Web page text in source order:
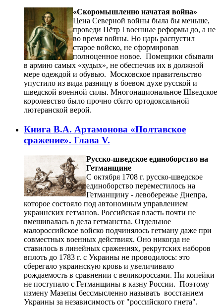
«Скоромышленно начатая война»
Цена Северной войны была бы меньше,
проведи Пётр I военные реформы до, а не
во время войны. Но царь распустил
старое войско, не сформировав
полноценное новое. Помещики сбывали
в армию самых «худых», не обеспечив их в должной
мере одеждой и обувью. Московское правительство
упустило из вида разницу в боевом духе русской и
шведской военной силы. Многонациональное Шведское
королевство было прочно сбито ортодоксальной
лютеранской верой.
Книга В.А. Артамонова «Полтавское
сражение». Глава V.
Русско-шведское единоборство на
Гетманщине
С октября 1708 г. русско-шведское
единоборство переместилось на
Гетманщину - левобережье Днепра,
которое состояло под автономным управлением
украинских гетманов. Российская власть почти не
вмешивалась в дела гетманства. Отдельное
малороссийское войско подчинялось гетману даже при
совместных военных действиях. Оно никогда не
ставилось в линейных сражениях, рекрутских наборов
вплоть до 1783 г. с Украины не проводилось: это
сберегало украинскую кровь и увеличивало
рождаемость в сравнении с великороссами. Ни копейки
не поступало с Гетманщины в казну России. Поэтому
измену Мазепы бессмысленно называть восстанием
Украины за независимость от "российского гнета".